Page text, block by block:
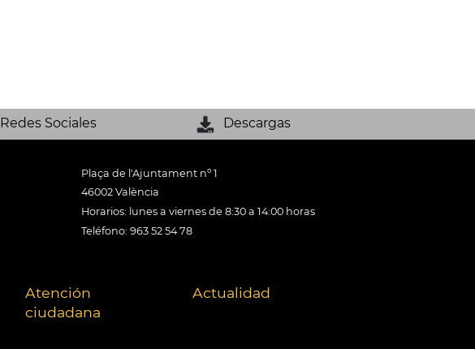
Redes Sociales Descargas
Plaça de l'Ajuntament nº 1
46002 València
Horarios: lunes a viernes de 8:30 a 14:00 horas
Teléfono: 963 52 54 78
Atención
ciudadana
Actualidad